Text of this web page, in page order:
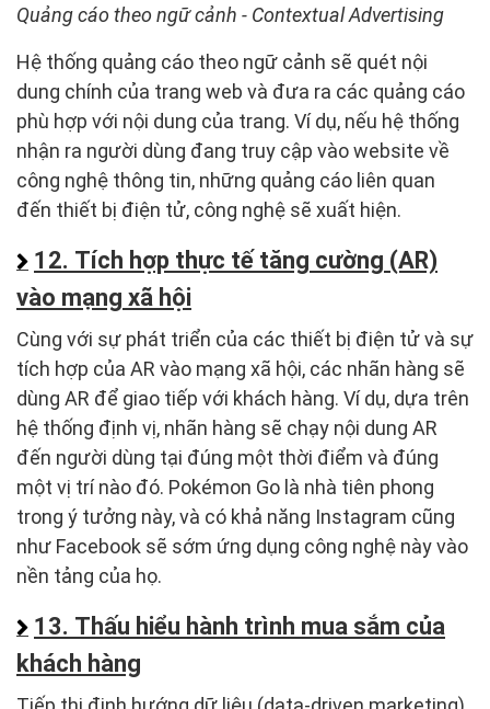
Quảng cáo theo ngữ cảnh - Contextual Advertising
Hệ thống quảng cáo theo ngữ cảnh sẽ quét nội
dung chính của trang web và đưa ra các quảng cáo
phù hợp với nội dung của trang. Ví dụ, nếu hệ thống
nhận ra người dùng đang truy cập vào website về
công nghệ thông tin, những quảng cáo liên quan
đến thiết bị điện tử, công nghệ sẽ xuất hiện.
12. Tích hợp thực tế tăng cường (AR)
vào mạng xã hội
Cùng với sự phát triển của các thiết bị điện tử và sự
tích hợp của AR vào mạng xã hội, các nhãn hàng sẽ
dùng AR để giao tiếp với khách hàng. Ví dụ, dựa trên
hệ thống định vị, nhãn hàng sẽ chạy nội dung AR
đến người dùng tại đúng một thời điểm và đúng
một vị trí nào đó. Pokémon Go là nhà tiên phong
trong ý tưởng này, và có khả năng Instagram cũng
như Facebook sẽ sớm ứng dụng công nghệ này vào
nền tảng của họ.
13. Thấu hiểu hành trình mua sắm của
khách hàng